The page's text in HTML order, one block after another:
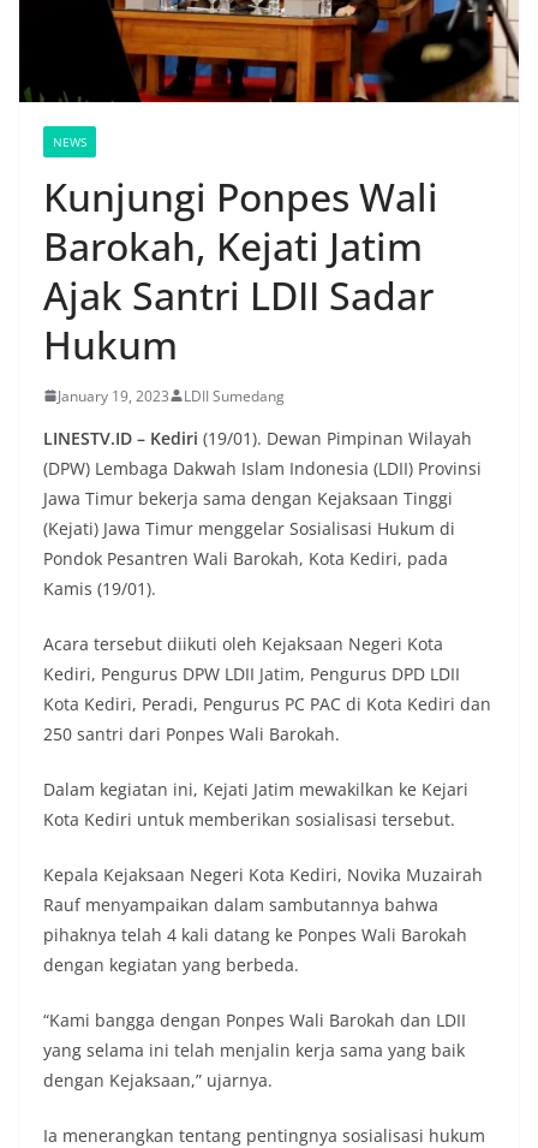
NEWS
Kunjungi Ponpes Wali
Barokah, Kejati Jatim
Ajak Santri LDII Sadar
Hukum
January 19, 2023 LDII Sumedang
LINESTV.ID – Kediri (19/01). Dewan Pimpinan Wilayah
(DPW) Lembaga Dakwah Islam Indonesia (LDII) Provinsi
Jawa Timur bekerja sama dengan Kejaksaan Tinggi
(Kejati) Jawa Timur menggelar Sosialisasi Hukum di
Pondok Pesantren Wali Barokah, Kota Kediri, pada
Kamis (19/01).
Acara tersebut diikuti oleh Kejaksaan Negeri Kota
Kediri, Pengurus DPW LDII Jatim, Pengurus DPD LDII
Kota Kediri, Peradi, Pengurus PC PAC di Kota Kediri dan
250 santri dari Ponpes Wali Barokah.
Dalam kegiatan ini, Kejati Jatim mewakilkan ke Kejari
Kota Kediri untuk memberikan sosialisasi tersebut.
Kepala Kejaksaan Negeri Kota Kediri, Novika Muzairah
Rauf menyampaikan dalam sambutannya bahwa
pihaknya telah 4 kali datang ke Ponpes Wali Barokah
dengan kegiatan yang berbeda.
“Kami bangga dengan Ponpes Wali Barokah dan LDII
yang selama ini telah menjalin kerja sama yang baik
dengan Kejaksaan,” ujarnya.
Ia menerangkan tentang pentingnya sosialisasi hukum